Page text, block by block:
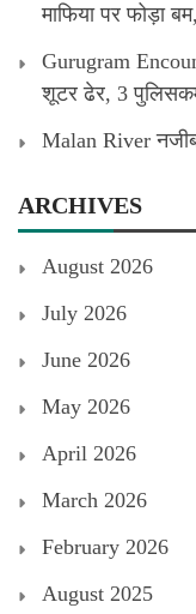
माफिया पर फोड़ा
Gurugram
शूटर ढेर, 3
Malan River
ARCHIVES
August 2026
July 2026
June 2026
May 2026
April 2026
March 2026
February 2026
August 2025